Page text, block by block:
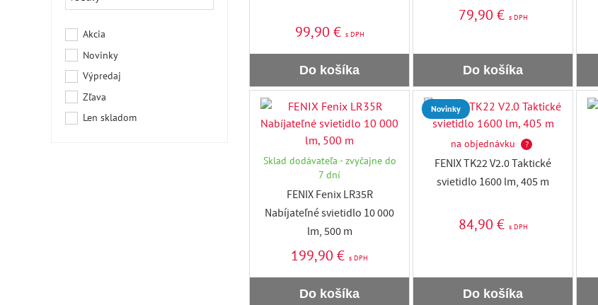
Akcia
Novinky
Výpredaj
Zľava
Len skladom
99,90 € s DPH
Do košíka
79,90 € s DPH
Do košíka
Sklad dodávateľa - zvyčajne do
7 dní
FENIX Fenix LR35R
Nabíjateľné svietidlo 10 000
lm, 500 m
199,90 € s DPH
Do košíka
Novinky
na objednávku ?
FENIX TK22 V2.0 Taktické
svietidlo 1600 lm, 405 m
84,90 € s DPH
Do košíka